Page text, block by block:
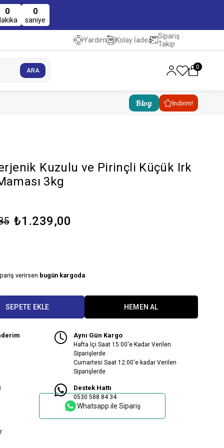
0 0
saniye
Yardım Kolay İade
Sipariş
Takip
0
Blog İndirim!
Kuzulu ve Pirinçli Küçük Irk
3kg
₺1.239,00
verirsen bugün kargoda
Aynı Gün Kargo
Hafta İçi Saat 15:00'e Kadar Verilen
Siparişlerde
Cumartesi Saat 12:00'e kadar Verilen
Siparişlerde
Destek Hattı
0530 588 84 34
Whatsapp ile Sipariş